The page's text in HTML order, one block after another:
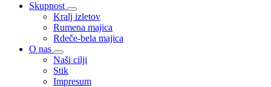
Skupnost
Kralj izletov
Rumena majica
Rdeče-bela majica
O nas
Naši cilji
Stik
Impresum